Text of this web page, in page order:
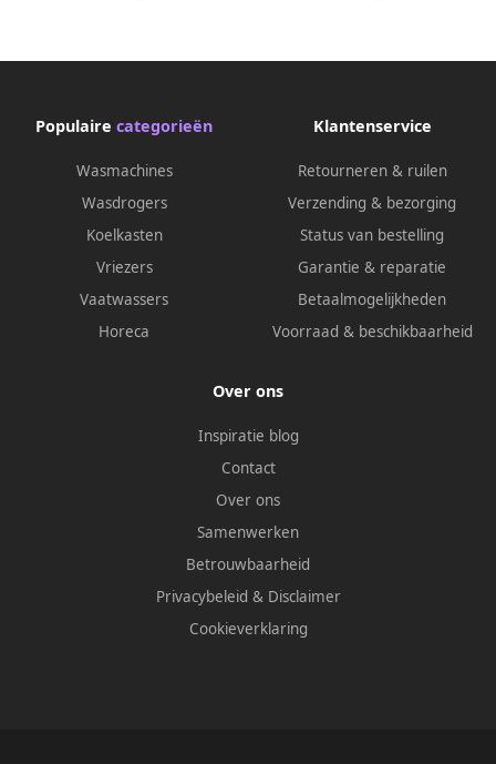
Populaire categorieën
Wasmachines
Wasdrogers
Koelkasten
Vriezers
Vaatwassers
Horeca
Klantenservice
Retourneren & ruilen
Verzending & bezorging
Status van bestelling
Garantie & reparatie
Betaalmogelijkheden
Voorraad & beschikbaarheid
Over ons
Inspiratie blog
Contact
Over ons
Samenwerken
Betrouwbaarheid
Privacybeleid & Disclaimer
Cookieverklaring